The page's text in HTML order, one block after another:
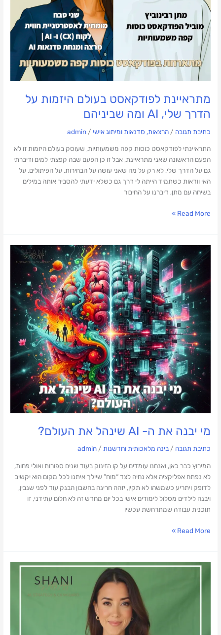
מתראיינת לפודקאסט בעולם היזמות על
הדרך שלי, AI ומה שביניהם
כתיבת תגובה /הרצאות, סדנאות ומיתוג אישי /
admin
התראיינתי לפודקאסט כוסות קפה משמעותיות, שעוסק בעולם היזמות זו לא
הפעם הראשונה שאני מתראיינת, אבל זו כן הפעם שבה קפצתי למים ודיברתי
גם על הדרך שלי, לא רק על מה שאני עושה על הבחירות, על הפיתולים, על
האי וודאות כשתמיד הייתה לי דרך גם כשלא ידעתי להסביר אותה במילים
בשיחה עם מתן, דיברנו על החיבור
ומה
שביניהם
Read More »
מי יבנה את ה- AI שינהל את העולם?
כתיבת תגובה /בינה מלאכותית וחדשנות /
admin
המירוץ כבר כאן, ואנחנו עומדים על קו הזינוק בעוד שנים ספורות ואולי פחות,
לא נפתח אפליקציה אלא נחיה לצד “מוח” שיילך איתנו לכל מקום הוא יקשיב
לדופק ויתריע כשמשהו לא תקין, יזהה חריגה בחשבון הבנק עוד לפני שנבין,
ויבנה לילדים מסלול לימודים אישי בכל יום מחדש זה לא חלום עתידני, זו
תוכנית עבודה שמתרחשת עכשיו
יבנה
ה-
שינהל
העולם?
Read More »